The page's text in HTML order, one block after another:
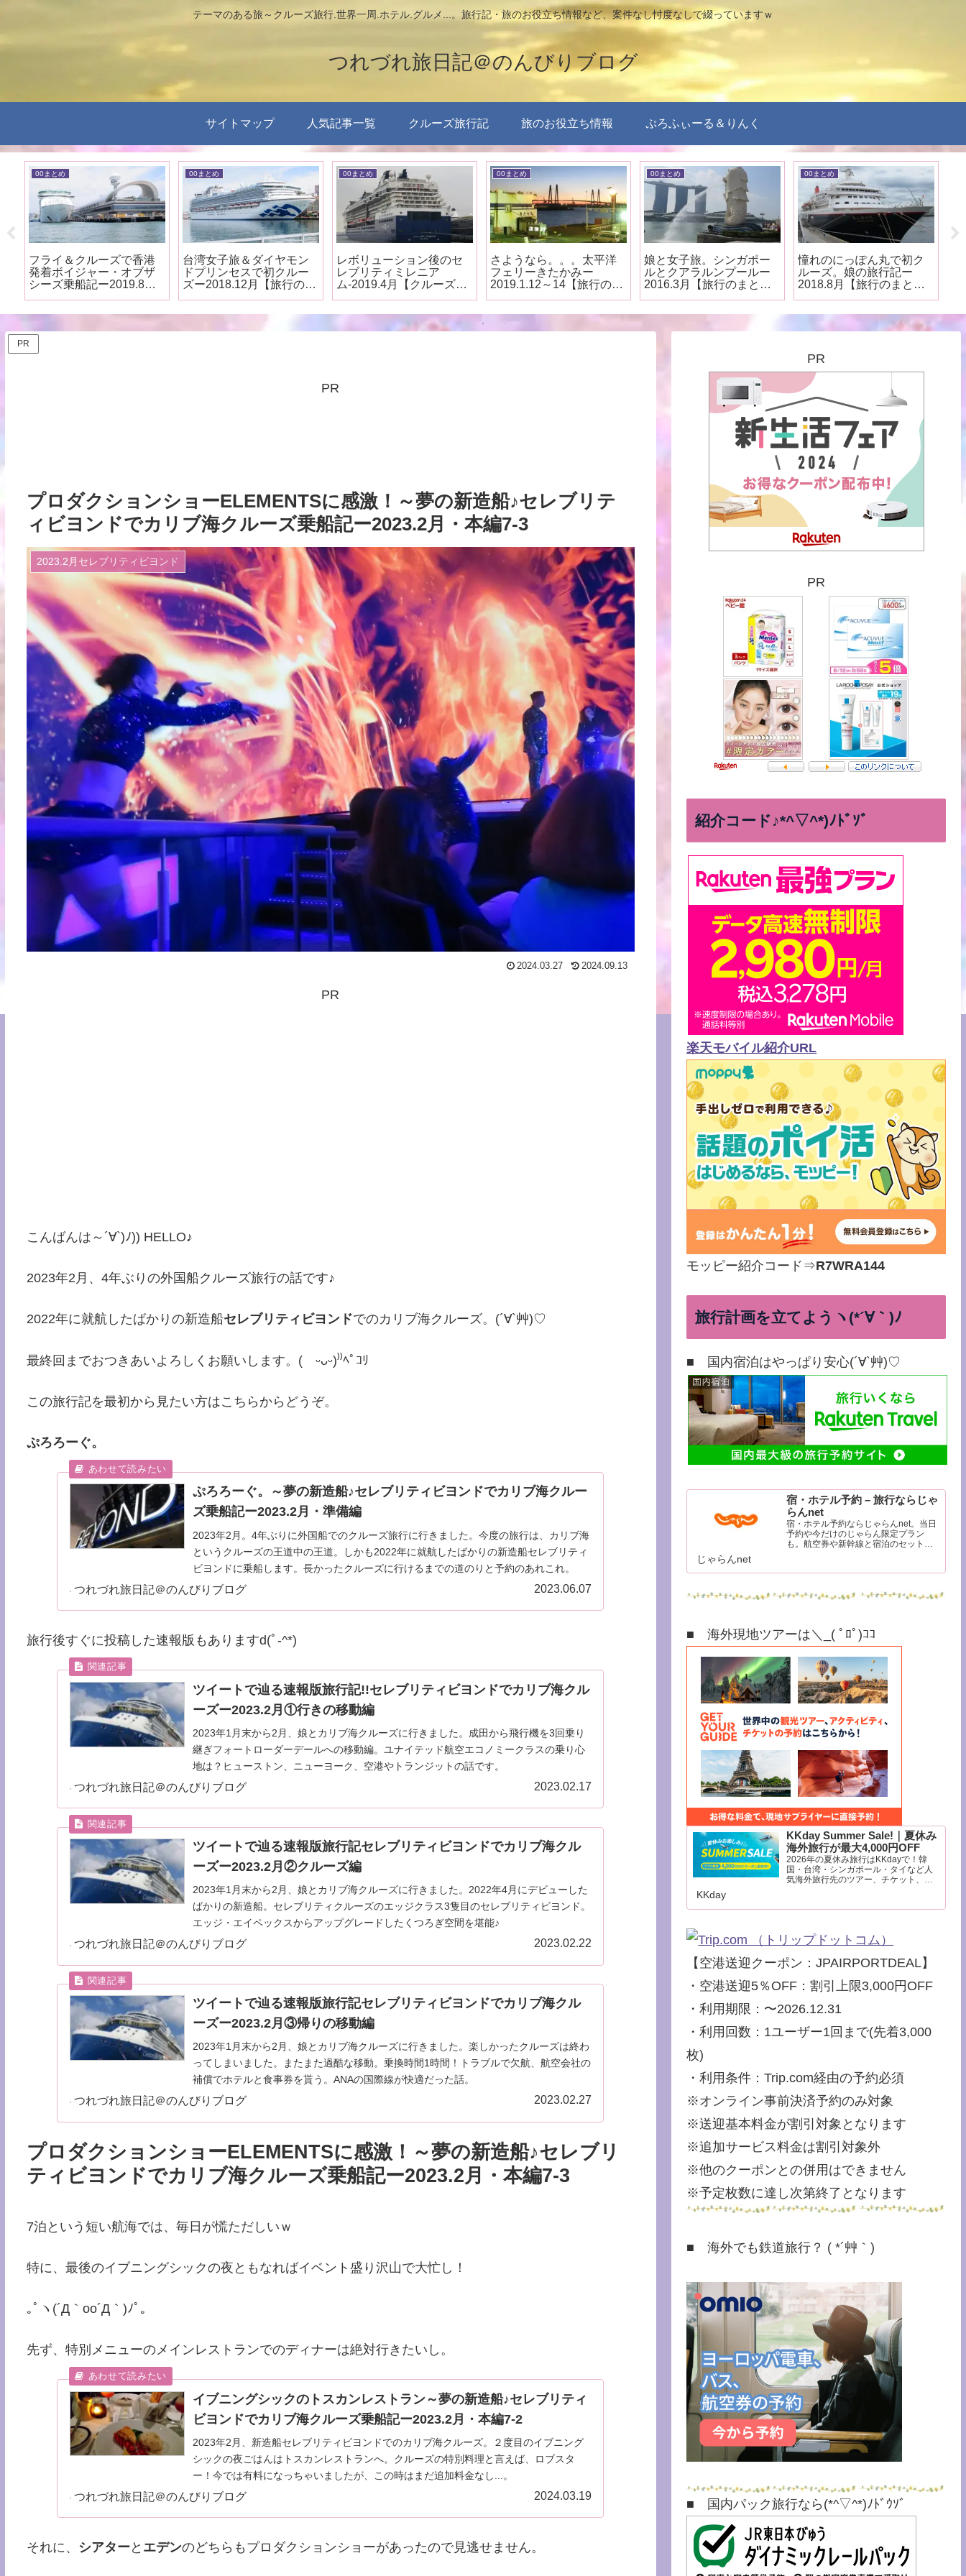
テーマのある旅～クルーズ旅行.世界一周.ホテル.グルメ...。旅行記・旅のお役立ち情報など、案件なし忖度なしで綴っていますｗ
つれづれ旅日記＠のんびりブログ
サイトマップ 人気記事一覧 クルーズ旅行記 旅のお役立ち情報 ぷろふぃーる＆りんく
00まとめ
フライ＆クルーズで香港
発着ボイジャー・オブザ
シーズ乗船記ー2019.8月
00まとめ
台湾女子旅＆ダイヤモン
ドプリンセスで初クルー
ズー2018.12月【旅行のま
00まとめ
レボリューション後のセ
レブリティミレニア
ム-2019.4月【クルーズ船
00まとめ
さようなら。。。太平洋
フェリーきたかみー
2019.1.12～14【旅行のま
00まとめ
娘と女子旅。シンガポー
ルとクアラルンプールー
2016.3月【旅行のまと
00まとめ
憧れのにっぽん丸で初ク
ルーズ。娘の旅行記ー
2018.8月【旅行のまと
PR
PR
プロダクションショーELEMENTSに感激！～夢の新造船♪セレブリテ
ィビヨンドでカリブ海クルーズ乗船記ー2023.2月・本編7-3
2023.2月セレブリティビヨンド
2024.03.27 2024.09.13
PR
こんばんは～´∀`)ﾉ)) HELLO♪
2023年2月、4年ぶりの外国船クルーズ旅行の話です♪
2022年に就航したばかりの新造船セレブリティビヨンドでのカリブ海クルーズ。(´∀`艸)♡
最終回までおつきあいよろしくお願いします。( ᵕᴗᵕ)⁾⁾ﾍﾟｺﾘ
この旅行記を最初から見たい方はこちらからどうぞ。
ぷろろーぐ。
ぷろろーぐ。～夢の新造船♪セレブリティビヨンドでカリブ海クルー
ズ乗船記ー2023.2月・準備編
2023年2月。4年ぶりに外国船でのクルーズ旅行に行きました。今度の旅行は、カリブ海
というクルーズの王道中の王道。しかも2022年に就航したばかりの新造船セレブリティ
ビヨンドに乗船します。長かったクルーズに行けるまでの道のりと予約のあれこれ。
つれづれ旅日記＠のんびりブログ 2023.06.07
旅行後すぐに投稿した速報版もありますd(ﾟ-^*)
ツイートで辿る速報版旅行記!!セレブリティビヨンドでカリブ海クル
ーズー2023.2月①行きの移動編
2023年1月末から2月、娘とカリブ海クルーズに行きました。成田から飛行機を3回乗り
継ぎフォートローダーデールへの移動編。ユナイテッド航空エコノミークラスの乗り心
地は？ヒューストン、ニューヨーク、空港やトランジットの話です。
つれづれ旅日記＠のんびりブログ 2023.02.17
ツイートで辿る速報版旅行記セレブリティビヨンドでカリブ海クル
ーズー2023.2月②クルーズ編
2023年1月末から2月、娘とカリブ海クルーズに行きました。2022年4月にデビューした
ばかりの新造船。セレブリティクルーズのエッジクラス3隻目のセレブリティビヨンド。
エッジ・エイペックスからアップグレードしたくつろぎ空間を堪能♪
つれづれ旅日記＠のんびりブログ 2023.02.22
ツイートで辿る速報版旅行記セレブリティビヨンドでカリブ海クル
ーズー2023.2月③帰りの移動編
2023年1月末から2月、娘とカリブ海クルーズに行きました。楽しかったクルーズは終わ
ってしまいました。またまた過酷な移動。乗換時間1時間！トラブルで欠航、航空会社の
補償でホテルと食事券を貰う。ANAの国際線が快適だった話。
つれづれ旅日記＠のんびりブログ 2023.02.27
プロダクションショーELEMENTSに感激！～夢の新造船♪セレブリ
ティビヨンドでカリブ海クルーズ乗船記ー2023.2月・本編7-3
7泊という短い航海では、毎日が慌ただしいｗ
特に、最後のイブニングシックの夜ともなればイベント盛り沢山で大忙し！
｡ﾟヽ(´Д｀oo´Д｀)ﾉﾟ｡
先ず、特別メニューのメインレストランでのディナーは絶対行きたいし。
イブニングシックのトスカンレストラン～夢の新造船♪セレブリティ
ビヨンドでカリブ海クルーズ乗船記ー2023.2月・本編7-2
2023年2月、新造船セレブリティビヨンドでのカリブ海クルーズ。２度目のイブニング
シックの夜ごはんはトスカンレストランへ。クルーズの特別料理と言えば、ロブスタ
ー！今では有料になっちゃいましたが、この時はまだ追加料金なし...。
つれづれ旅日記＠のんびりブログ 2024.03.19
それに、 シアターと エデンのどちらもプロダクションショーがあったので見逃せません。
PR
PR
紹介コード♪*^▽^*)ﾉﾄﾞｿﾞ
楽天モバイル紹介URL
モッピー紹介コード⇒R7WRA144
旅行計画を立てようヽ(*´∀｀)ﾉ
■ 国内宿泊はやっぱり安心(´∀`艸)♡
宿・ホテル予約 – 旅行ならじゃ
らんnet
宿・ホテル予約ならじゃらんnet。当日
予約や今だけのじゃらん限定プラン
も。航空券や新幹線と宿泊のセットで
せて簡単検索。豊富な観光情報と口コ
じゃらんnet
■ 海外現地ツアーは＼_( ﾟﾛﾟ)ｺｺ
KKday Summer Sale!｜夏休み
海外旅行が最大4,000円OFF
2026年の夏休み旅行はKKdayで！韓
国・台湾・シンガポール・タイなど人
気海外旅行先のツアー、チケット、交
夏限定プランをご紹介します。
KKday
【空港送迎クーポン：JPAIRPORTDEAL】
・空港送迎5％OFF：割引上限3,000円OFF
・利用期限：〜2026.12.31
・利用回数：1ユーザー1回まで(先着3,000
枚)
・利用条件：Trip.com経由の予約必須
※オンライン事前決済予約のみ対象
※送迎基本料金が割引対象となります
※追加サービス料金は割引対象外
※他のクーポンとの併用はできません
※予定枚数に達し次第終了となります
■ 海外でも鉄道旅行？ ( *´艸｀)
■ 国内パック旅行なら(*^▽^*)ﾉﾄﾞｳｿﾞ